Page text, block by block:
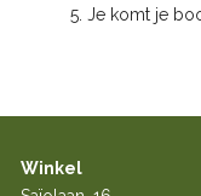
Je komt je
Winkel